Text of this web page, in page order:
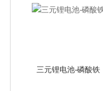
三元锂电池-磷酸铁